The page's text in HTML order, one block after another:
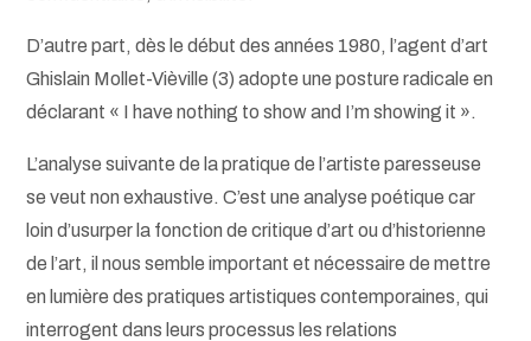
D’autre part, dès le début des années 1980, l’agent d’art
Ghislain Mollet-Vièville (3) adopte une posture radicale en
déclarant « I have nothing to show and I’m showing it ».
L’analyse suivante de la pratique de l’artiste paresseuse
se veut non exhaustive. C’est une analyse poétique car
loin d’usurper la fonction de critique d’art ou d’historienne
de l’art, il nous semble important et nécessaire de mettre
en lumière des pratiques artistiques contemporaines, qui
interrogent dans leurs processus les relations